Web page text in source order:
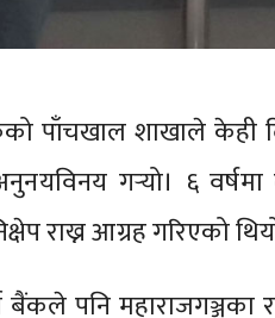
पाँचखाल शाखाले केही
गर्‍यो। ६
राख्न आग्रह गरिएको
बैंकले पनि महाराजगञ्जका